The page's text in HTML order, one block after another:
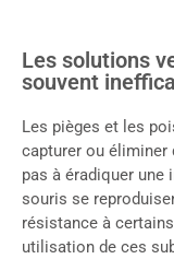
Les solutions
souvent
Les pièges et les
capturer ou
pas à éradiquer
souris se
résistance à
utilisation de ces